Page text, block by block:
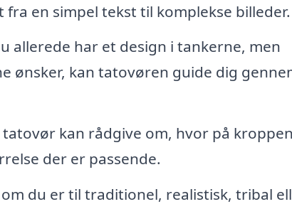
en simpel tekst til komplekse billeder.
allerede har et design i tankerne, men
ønsker, kan tatovøren guide dig
tatovør kan rådgive om, hvor på
der er passende.
du er til traditionel, realistisk, tribal